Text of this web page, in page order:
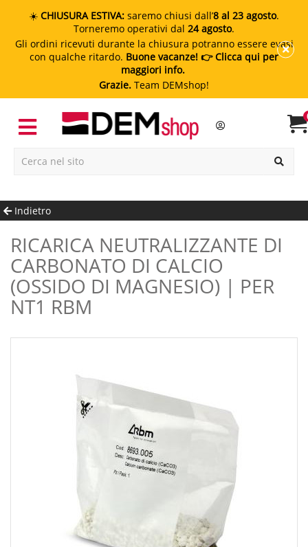
☀️ CHIUSURA ESTIVA: saremo chiusi dall’8 al 23 agosto.
Torneremo operativi dal 24 agosto.
Gli ordini ricevuti durante la chiusura potranno essere evasi
con qualche ritardo. Buone vacanze! 👉 Clicca qui per
maggiori info.
Grazie. Team DEMshop!
Indietro
RICARICA NEUTRALIZZANTE DI
CARBONATO DI CALCIO
(OSSIDO DI MAGNESIO) | PER
NT1 RBM